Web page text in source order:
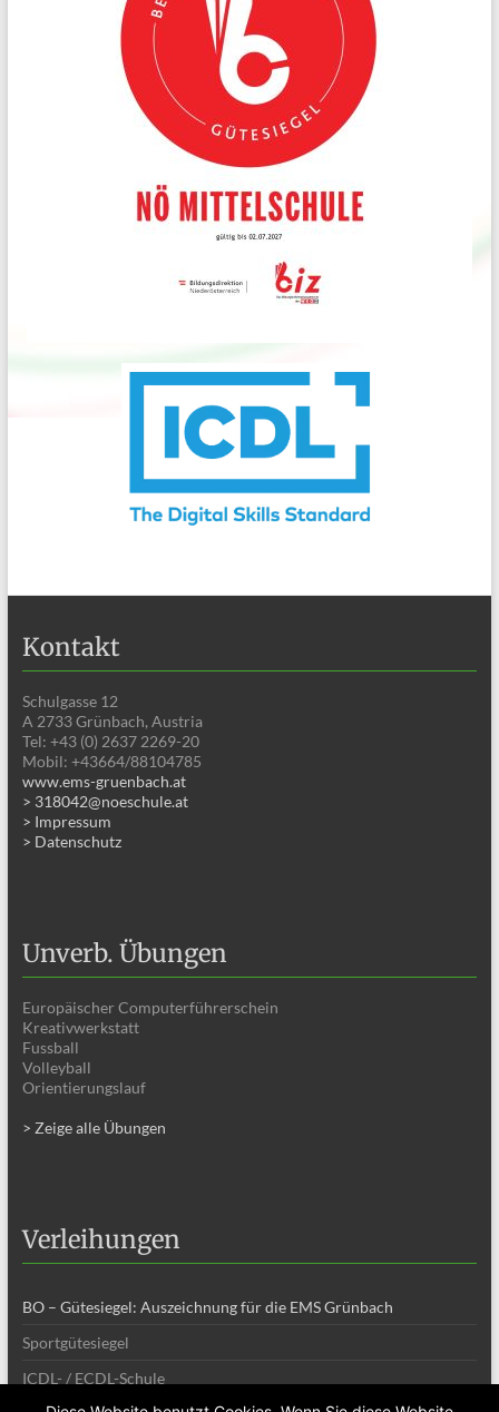
Kontakt
Schulgasse 12
A 2733 Grünbach, Austria
Tel: +43 (0) 2637 2269-20
Mobil: +43664/88104785
www.ems-gruenbach.at
> 318042@noeschule.at
> Impressum
> Datenschutz
Unverb. Übungen
Europäischer Computerführerschein
Kreativwerkstatt
Fussball
Volleyball
Orientierungslauf
> Zeige alle Übungen
Verleihungen
BO – Gütesiegel: Auszeichnung für die EMS Grünbach
Sportgütesiegel
ICDL- / ECDL-Schule